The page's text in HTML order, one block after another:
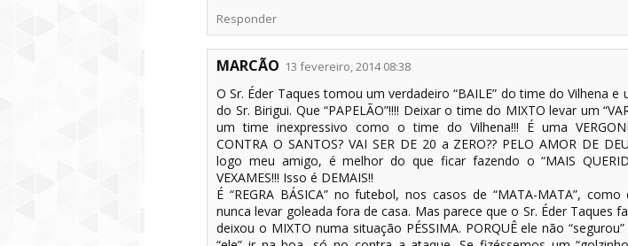
Responder
MARCÃO 13 fevereiro, 2014 08:38
O Sr. Éder Taques tomou um verdadeiro “BAILE” do time do Vilhena e
do Sr. Birigui. Que “PAPELÃO”!!!! Deixar o time do MIXTO levar um
um time inexpressivo como o time do Vilhena!!! É uma
CONTRA O SANTOS? VAI SER DE 20 a ZERO?? PELO AMOR DE
logo meu amigo, é melhor do que ficar fazendo o “MAIS
VEXAMES!!! Isso é DEMAIS!!
É “REGRA BÁSICA” no futebol, nos casos de “MATA-MATA”, como
nunca levar goleada fora de casa. Mas parece que o Sr. Éder Taques
deixou o MIXTO numa situação PÉSSIMA. PORQUÊ ele não